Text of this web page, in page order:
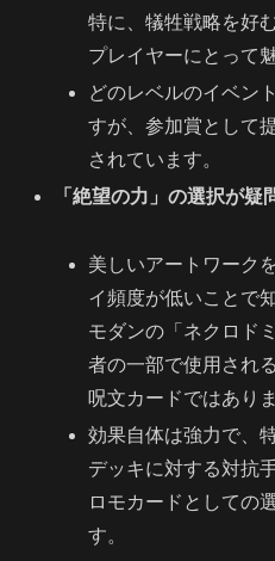
特に、犠牲戦略を好
プレイヤーにとって
どのレベルのイベン
すが、参加賞として
されています。
「絶望の力」の選択が疑
美しいアートワーク
イ頻度が低いことで
モダンの「ネクロド
者の一部で使用され
呪文カードではあり
効果自体は強力で、
デッキに対する対抗
ロモカードとしての
す。